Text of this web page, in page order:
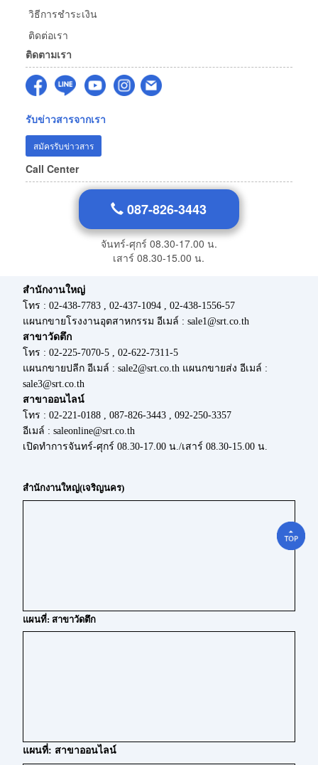
วิธีการชำระเงิน
ติดต่อเรา
ติดตามเรา
รับข่าวสารจากเรา
สมัครรับข่าวสาร
Call Center
087-826-3443
จันทร์-ศุกร์ 08.30-17.00 น.
เสาร์ 08.30-15.00 น.
สำนักงานใหญ่
โทร : 02-438-7783 , 02-437-1094 , 02-438-1556-57
แผนกขายโรงงานอุตสาหกรรม อีเมล์ : sale1@srt.co.th
สาขาวัดตึก
โทร : 02-225-7070-5 , 02-622-7311-5
แผนกขายปลีก อีเมล์ : sale2@srt.co.th แผนกขายส่ง อีเมล์ :
sale3@srt.co.th
สาขาออนไลน์
โทร : 02-221-0188 , 087-826-3443 , 092-250-3357
อีเมล์ : saleonline@srt.co.th
เปิดทำการจันทร์-ศุกร์ 08.30-17.00 น./เสาร์ 08.30-15.00 น.
สำนักงานใหญ่(เจริญนคร)
แผนที่: สาขาวัดตึก
แผนที่: สาขาออนไลน์